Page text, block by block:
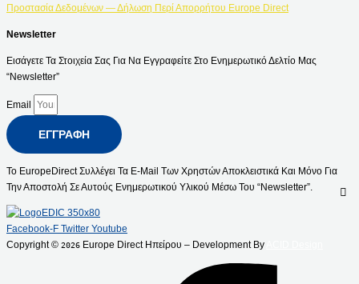
Προστασία Δεδομένων — Δήλωση Περί Απορρήτου Europe Direct
Newsletter
Εισάγετε Τα Στοιχεία Σας Για Να Εγγραφείτε Στο Ενημερωτικό Δελτίο Μας
“Newsletter”
Email
ΕΓΓΡΑΦΉ
Το EuropeDirect Συλλέγει Τα E-Mail Των Χρηστών Αποκλειστικά Και Μόνο Για
Την Αποστολή Σε Αυτούς Ενημερωτικού Υλικού Μέσω Του “Newsletter”.
Facebook-F Twitter Youtube
Copyright © 2026 Europe Direct Ηπείρου – Development By